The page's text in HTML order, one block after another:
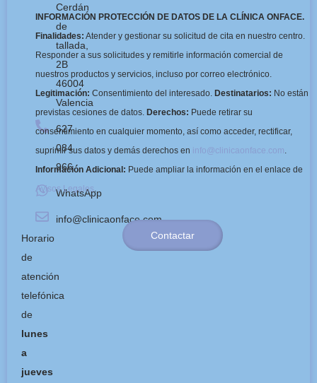
Cerdán
de
tallada,
2B
46004
Valencia
627
084
966
WhatsApp
info@clinicaonface.com
Horario
de
atención
telefónica
de
lunes
a
jueves
INFORMACIÓN PROTECCIÓN DE DATOS DE LA CLÍNICA ONFACE.
Finalidades: Atender y gestionar su solicitud de cita en nuestro centro.
Responder a sus solicitudes y remitirle información comercial de
nuestros productos y servicios, incluso por correo electrónico.
Legitimación: Consentimiento del interesado. Destinatarios: No están
previstas cesiones de datos. Derechos: Puede retirar su
consentimiento en cualquier momento, así como acceder, rectificar,
suprimir sus datos y demás derechos en info@clinicaonface.com.
Información Adicional: Puede ampliar la información en el enlace de
Avisos Legales.
Contactar